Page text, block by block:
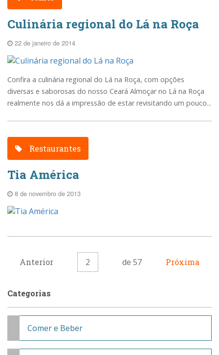
Culinária regional do Lá na Roça
22 de janeiro de 2014
Confira a culinária regional do Lá na Roça, com opções
diversas e saborosas do nosso Ceará Almoçar no Lá na Roça
realmente nos dá a impressão de estar revisitando um pouco...
Restaurantes
Tia América
8 de novembro de 2013
Anterior 2 de 57 Próxima
Categorias
Comer e Beber